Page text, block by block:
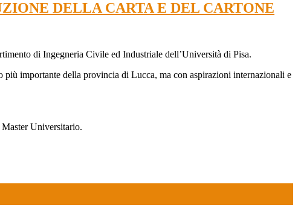
DELLA CARTA E DEL CARTONE
di Ingegneria Civile ed Industriale dell’Università di Pisa.
importante della provincia di Lucca, ma con aspirazioni internazionali e
Universitario.